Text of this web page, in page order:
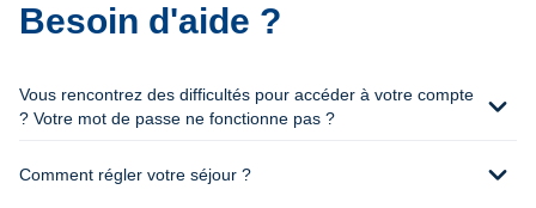
Besoin d'aide ?
Vous rencontrez des difficultés pour accéder à votre compte
? Votre mot de passe ne fonctionne pas ?
expand_more
Comment régler votre séjour ? expand_more